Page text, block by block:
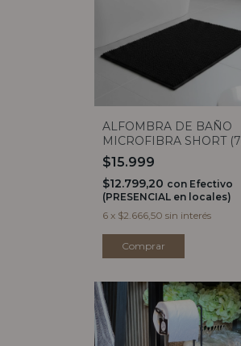
ALFOMBRA DE BAÑO
MICROFIBRA SHORT (7
COLORES)
$15.999
$12.799,20 con Efectivo
(PRESENCIAL en locales)
6 x $2.666,50 sin interés
Comprar